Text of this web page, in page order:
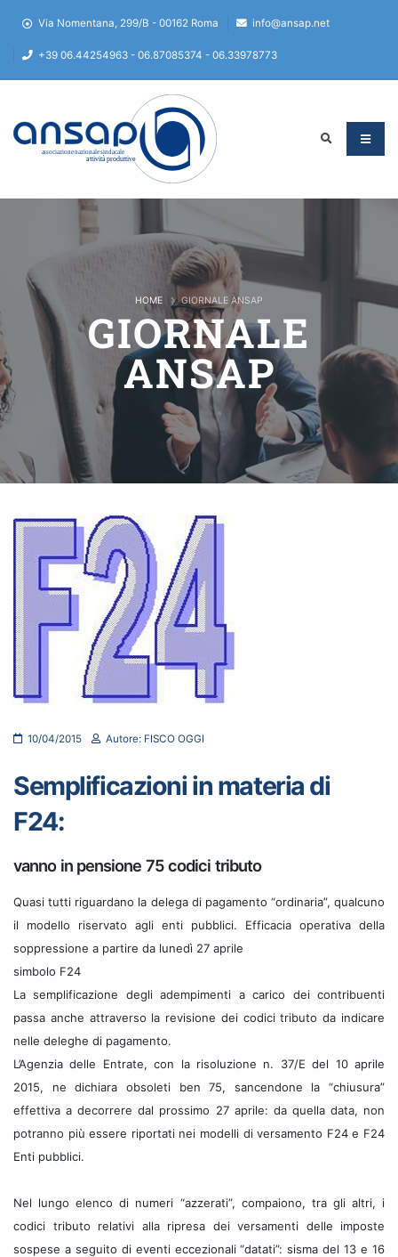
Via Nomentana, 299/B - 00162 Roma info@ansap.net
+39 06.44254963 - 06.87085374 - 06.33978773
GIORNALE
ANSAP
HOME GIORNALE ANSAP
10/04/2015 Autore: FISCO OGGI
Semplificazioni in materia di
F24:
vanno in pensione 75 codici tributo
Quasi tutti riguardano la delega di pagamento “ordinaria”, qualcuno
il modello riservato agli enti pubblici. Efficacia operativa della
soppressione a partire da lunedì 27 aprile
simbolo F24
La semplificazione degli adempimenti a carico dei contribuenti
passa anche attraverso la revisione dei codici tributo da indicare
nelle deleghe di pagamento.
L’Agenzia delle Entrate, con la risoluzione n. 37/E del 10 aprile
2015, ne dichiara obsoleti ben 75, sancendone la “chiusura”
effettiva a decorrere dal prossimo 27 aprile: da quella data, non
potranno più essere riportati nei modelli di versamento F24 e F24
Enti pubblici.
Nel lungo elenco di numeri “azzerati”, compaiono, tra gli altri, i
codici tributo relativi alla ripresa dei versamenti delle imposte
sospese a seguito di eventi eccezionali “datati”: sisma del 13 e 16